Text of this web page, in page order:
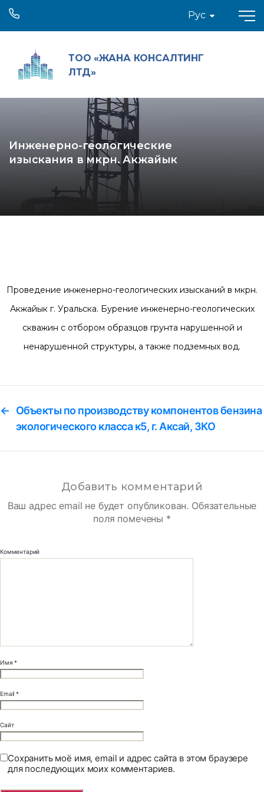
ТОО «ЖАНА КОНСАЛТИНГ
ЛТД»
Рус
Инженерно-геологические
изыскания в мкрн. Акжайык
Проведение инженерно-геологических изысканий в мкрн.
Акжайык г. Уральска. Бурение инженерно-геологических
скважин с отбором образцов грунта нарушенной и
ненарушенной структуры, а также подземных вод.
←
Объекты по производству компонентов бензина
экологического класса к5, г. Аксай, ЗКО
Добавить комментарий
Ваш адрес email не будет опубликован. Обязательные
поля помечены *
Комментарий
Имя*
Email*
Сайт
Сохранить моё имя, email и адрес сайта в этом браузере
для последующих моих комментариев.